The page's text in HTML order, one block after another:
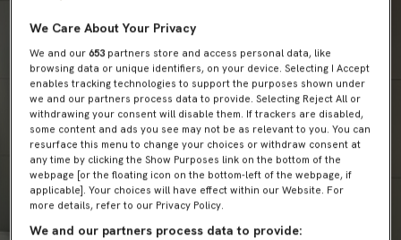
We Care About Your Privacy
We and our653 partners store and access personal data, like
browsing data or unique identifiers, on your device. Selecting I Accept
enables tracking technologies to support the purposes shown under
we and our partners process data to provide. Selecting Reject All or
withdrawing your consent will disable them. If trackers are disabled,
some content and ads you see may not be as relevant to you. You can
resurface this menu to change your choices or withdraw consent at
any time by clicking the Show Purposes link on the bottom of the
webpage [or the floating icon on the bottom-left of the webpage, if
applicable]. Your choices will have effect within our Website. For
more details, refer to our Privacy Policy.
We and our partners process data to provide: